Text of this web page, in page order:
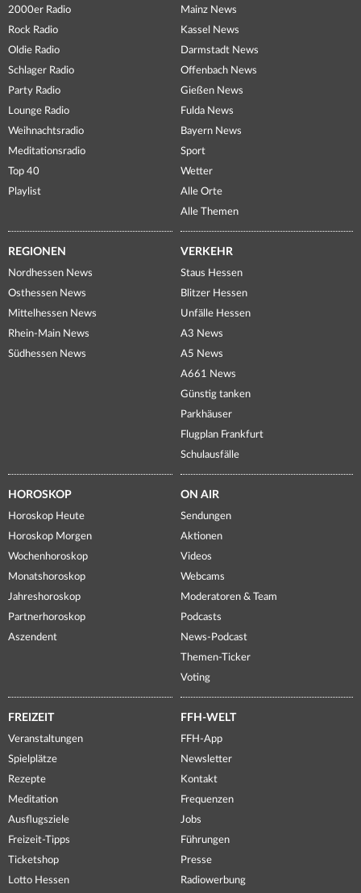
2000er Radio
Rock Radio
Oldie Radio
Schlager Radio
Party Radio
Lounge Radio
Weihnachtsradio
Meditationsradio
Top 40
Playlist
Mainz News
Kassel News
Darmstadt News
Offenbach News
Gießen News
Fulda News
Bayern News
Sport
Wetter
Alle Orte
Alle Themen
REGIONEN
Nordhessen News
Osthessen News
Mittelhessen News
Rhein-Main News
Südhessen News
VERKEHR
Staus Hessen
Blitzer Hessen
Unfälle Hessen
A3 News
A5 News
A661 News
Günstig tanken
Parkhäuser
Flugplan Frankfurt
Schulausfälle
HOROSKOP
Horoskop Heute
Horoskop Morgen
Wochenhoroskop
Monatshoroskop
Jahreshoroskop
Partnerhoroskop
Aszendent
ON AIR
Sendungen
Aktionen
Videos
Webcams
Moderatoren & Team
Podcasts
News-Podcast
Themen-Ticker
Voting
FREIZEIT
Veranstaltungen
Spielplätze
Rezepte
Meditation
Ausflugsziele
Freizeit-Tipps
Ticketshop
Lotto Hessen
FFH-WELT
FFH-App
Newsletter
Kontakt
Frequenzen
Jobs
Führungen
Presse
Radiowerbung